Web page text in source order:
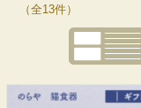
（全13件）